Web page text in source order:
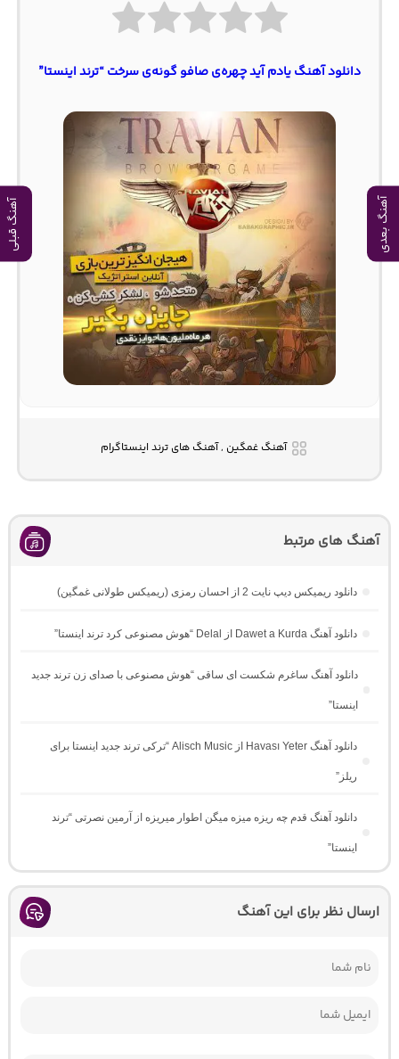
آهنگ بعدی آهنگ قبلی
دانلود آهنگ یادم آید چهره‌ی صافو گونه‌ی سرخت “ترند اینستا”
آهنگ غمگین , آهنگ های ترند اینستاگرام
آهنگ های مرتبط
دانلود ریمیکس دیپ نایت 2 از احسان رمزی (ریمیکس طولانی غمگین)
دانلود آهنگ Dawet a Kurda از Delal “هوش مصنوعی کرد ترند اینستا”
دانلود آهنگ ساغرم شکست ای ساقی “هوش مصنوعی با صدای زن ترند جدید
اینستا”
دانلود آهنگ Havası Yeter از Alisch Music “ترکی ترند جدید اینستا برای
ریلز”
دانلود آهنگ ﻗﺪم ﭼﻪ رﻳﺰه ﻣﻴﺰه ﻣﻴﮕﻦ اﻃﻮار ﻣﻴﺮﻳﺰه از آرمین نصرتی “ترند
اینستا”
ارسال نظر برای این آهنگ